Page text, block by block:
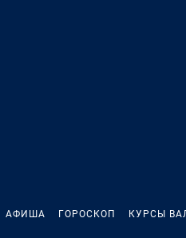
АФИША ГОРОСКОП КУРСЫ